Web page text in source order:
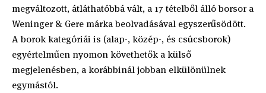
megváltozott, átláthatóbbá vált, a 17 tételből álló borsor a
Weninger & Gere márka beolvadásával egyszerűsödött.
A borok kategóriái is (alap-, közép-, és csúcsborok)
egyértelműen nyomon követhetők a külső
megjelenésben, a korábbinál jobban elkülönülnek
egymástól.